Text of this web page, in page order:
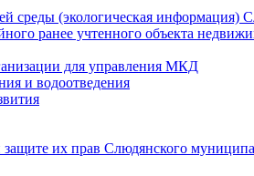
среды (экологическая информация)
ранее учтенного объекта
для управления МКД
и водоотведения
их прав Слюдянского